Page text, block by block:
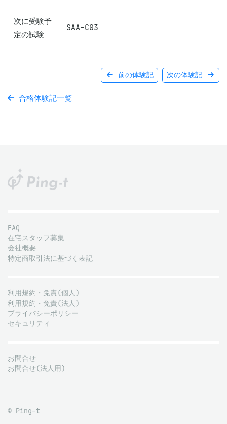
次に受験予
定の試験
SAA-C03
前の体験記 次の体験記
合格体験記一覧
FAQ
在宅スタッフ募集
会社概要
特定商取引法に基づく表記
利用規約・免責(個人)
利用規約・免責(法人)
プライバシーポリシー
セキュリティ
お問合せ
お問合せ(法人用)
© Ping-t